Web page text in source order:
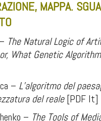
MAPPA.
The Natural Logic of
What Genetic
– L’algoritmo del
del reale[PDF It]
– The Tools of